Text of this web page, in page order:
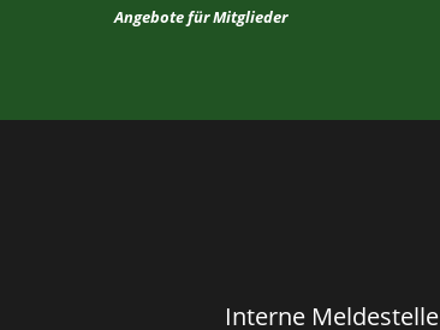
Angebote für Mitglieder
Interne Meldestelle